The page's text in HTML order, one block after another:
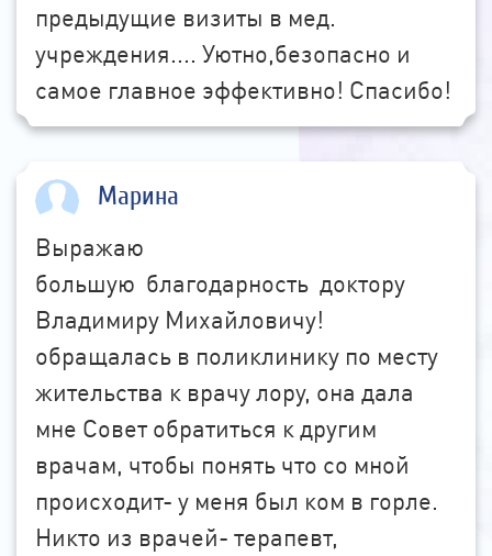
предыдущие визиты в мед.
учреждения.... Уютно,безопасно и
самое главное эффективно! Спасибо!
Марина
Выражаю
большую благодарность доктору
Владимиру Михайловичу!
обращалась в поликлинику по месту
жительства к врачу лору, она дала
мне Совет обратиться к другим
врачам, чтобы понять что со мной
происходит- у меня был ком в горле.
Никто из врачей- терапевт,